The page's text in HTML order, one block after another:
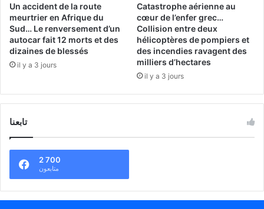
Un accident de la route
meurtrier en Afrique du
Sud… Le renversement d’un
autocar fait 12 morts et des
dizaines de blessés
il y a 3 jours
Catastrophe aérienne au
cœur de l’enfer grec…
Collision entre deux
hélicoptères de pompiers et
des incendies ravagent des
milliers d’hectares
il y a 3 jours
تابعنا
2 700
متابعون